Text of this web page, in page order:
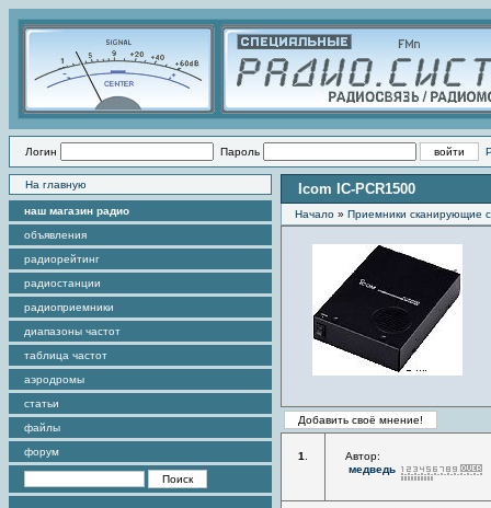
Логин Пароль
На главную
наш магазин радио
объявления
радиорейтинг
радиостанции
радиоприемники
диапазоны частот
таблица частот
аэродромы
статьи
файлы
форум
Icom IC-PCR1500
Начало » Приемники сканирующие
1
Автор:
медведь